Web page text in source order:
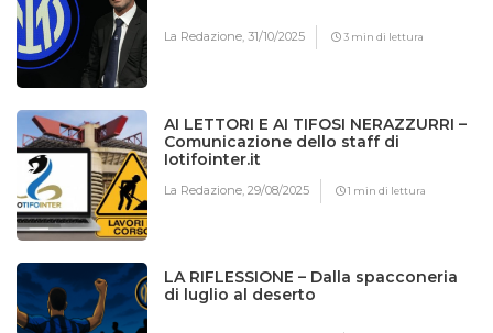
La Redazione,31/10/2025 3 min di lettura
AI LETTORI E AI TIFOSI NERAZZURRI –
Comunicazione dello staff di
Iotifointer.it
La Redazione,29/08/2025 1 min di lettura
LA RIFLESSIONE – Dalla spacconeria
di luglio al deserto